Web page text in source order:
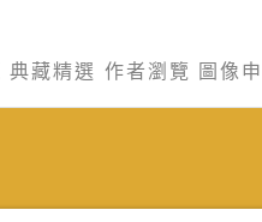
典藏精選 作者瀏覽 圖像